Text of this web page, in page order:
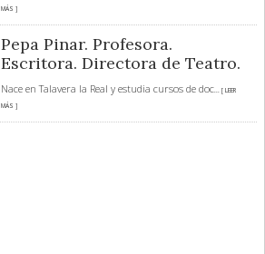
MÁS ]
Pepa Pinar. Profesora.
Escritora. Directora de Teatro.
Nace en Talavera la Real y estudia cursos de doc... [ LEER
MÁS ]